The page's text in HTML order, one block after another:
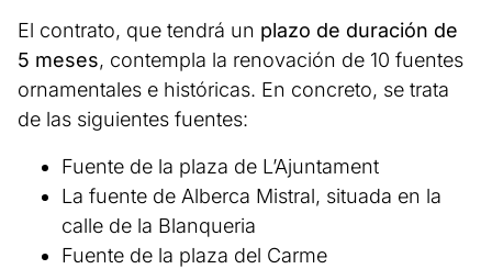
El contrato, que tendrá un plazo de duración de
5 meses, contempla la renovación de 10 fuentes
ornamentales e históricas. En concreto, se trata
de las siguientes fuentes:
Fuente de la plaza de L’Ajuntament
La fuente de Alberca Mistral, situada en la
calle de la Blanqueria
Fuente de la plaza del Carme